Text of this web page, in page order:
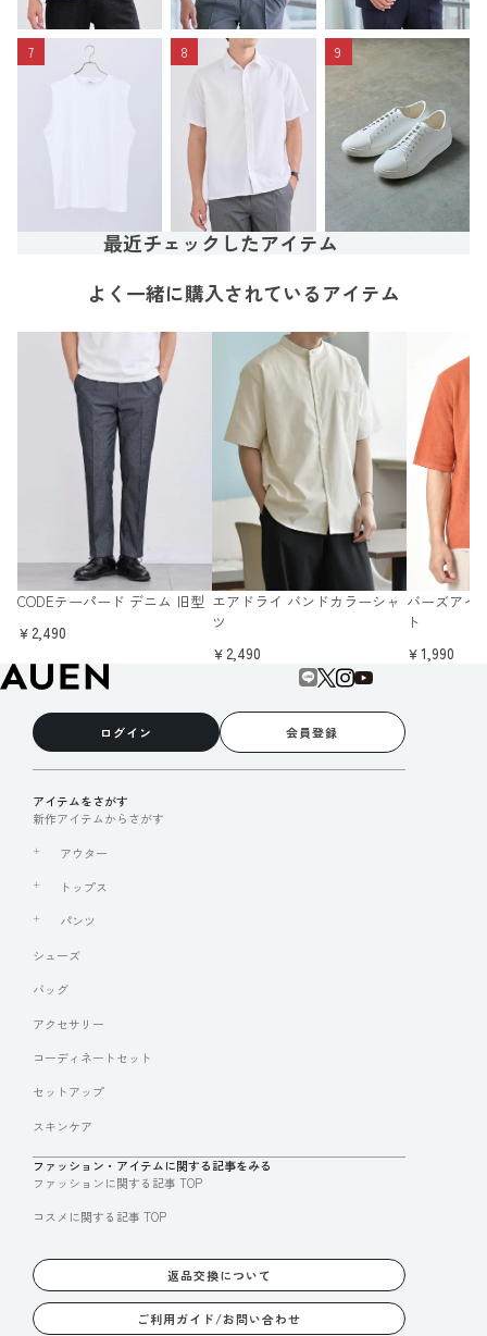
7 8 9
最近チェックしたアイテム
よく一緒に購入されているアイテム
CODEテーパード デニム 旧型
￥2,490
エアドライ バンドカラーシャ
ツ
￥2,490
バーズアイ
ト
￥1,990
ログイン 会員登録
アイテムをさがす
新作アイテムからさがす
アウター
トップス
パンツ
シューズ
バッグ
アクセサリー
コーディネートセット
セットアップ
スキンケア
ファッション・アイテムに関する記事をみる
ファッションに関する記事 TOP
コスメに関する記事 TOP
返品交換について
ご利用ガイド/お問い合わせ